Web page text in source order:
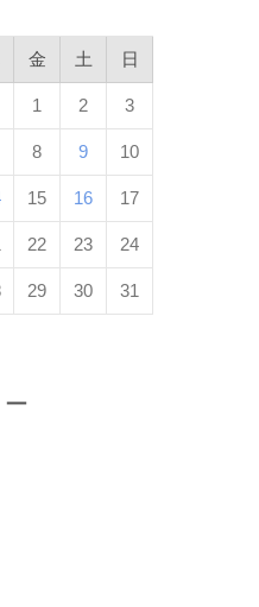
金 土 日
1 2 3
8 9 10
15 16 17
22 23 24
29 30
31